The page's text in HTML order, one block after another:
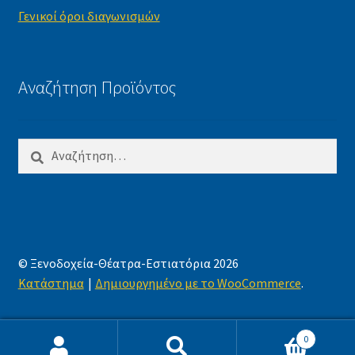
Γενικοί όροι διαγωνισμών
Αναζήτηση Προϊόντος
για:
© Ξενοδοχεία-Θέατρα-Εστιατόρια 2026
Κατάστημα
Δημιουργημένο με το WooCommerce.
0